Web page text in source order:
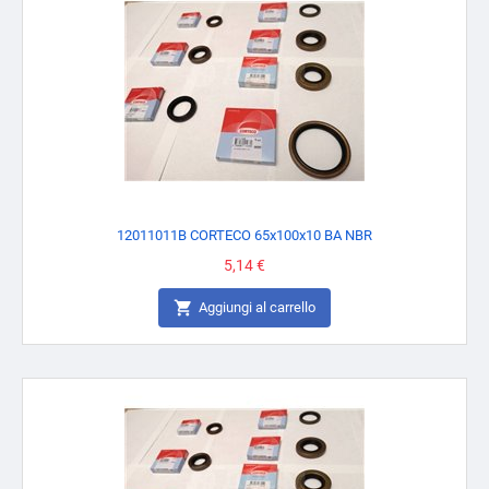
12011011B CORTECO 65x100x10 BA NBR
Prezzo
5,14 €
 Aggiungi al carrello